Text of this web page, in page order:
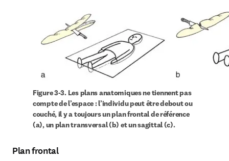
Figure 3-3. Les plans anatomiques ne tiennent pas
compte de l’espace : l’individu peut être debout ou
couché, il y a toujours un plan frontal de référence
(a), un plan transversal (b) et un sagittal (c).
Plan frontal